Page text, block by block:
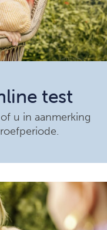
test
u in aanmerking